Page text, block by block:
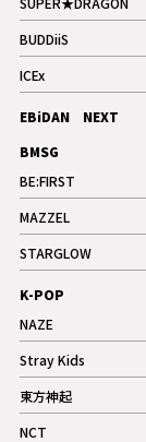
記事
BUDDiiS
記事
ICEx
記事
EBiDAN NEXT
BMSG
BE:FIRST
記事
ギャラリー
MAZZEL
記事
ギャラリー
STARGLOW
記事
K-POP
NAZE
記事
Stray Kids
記事
東方神起
記事
NCT